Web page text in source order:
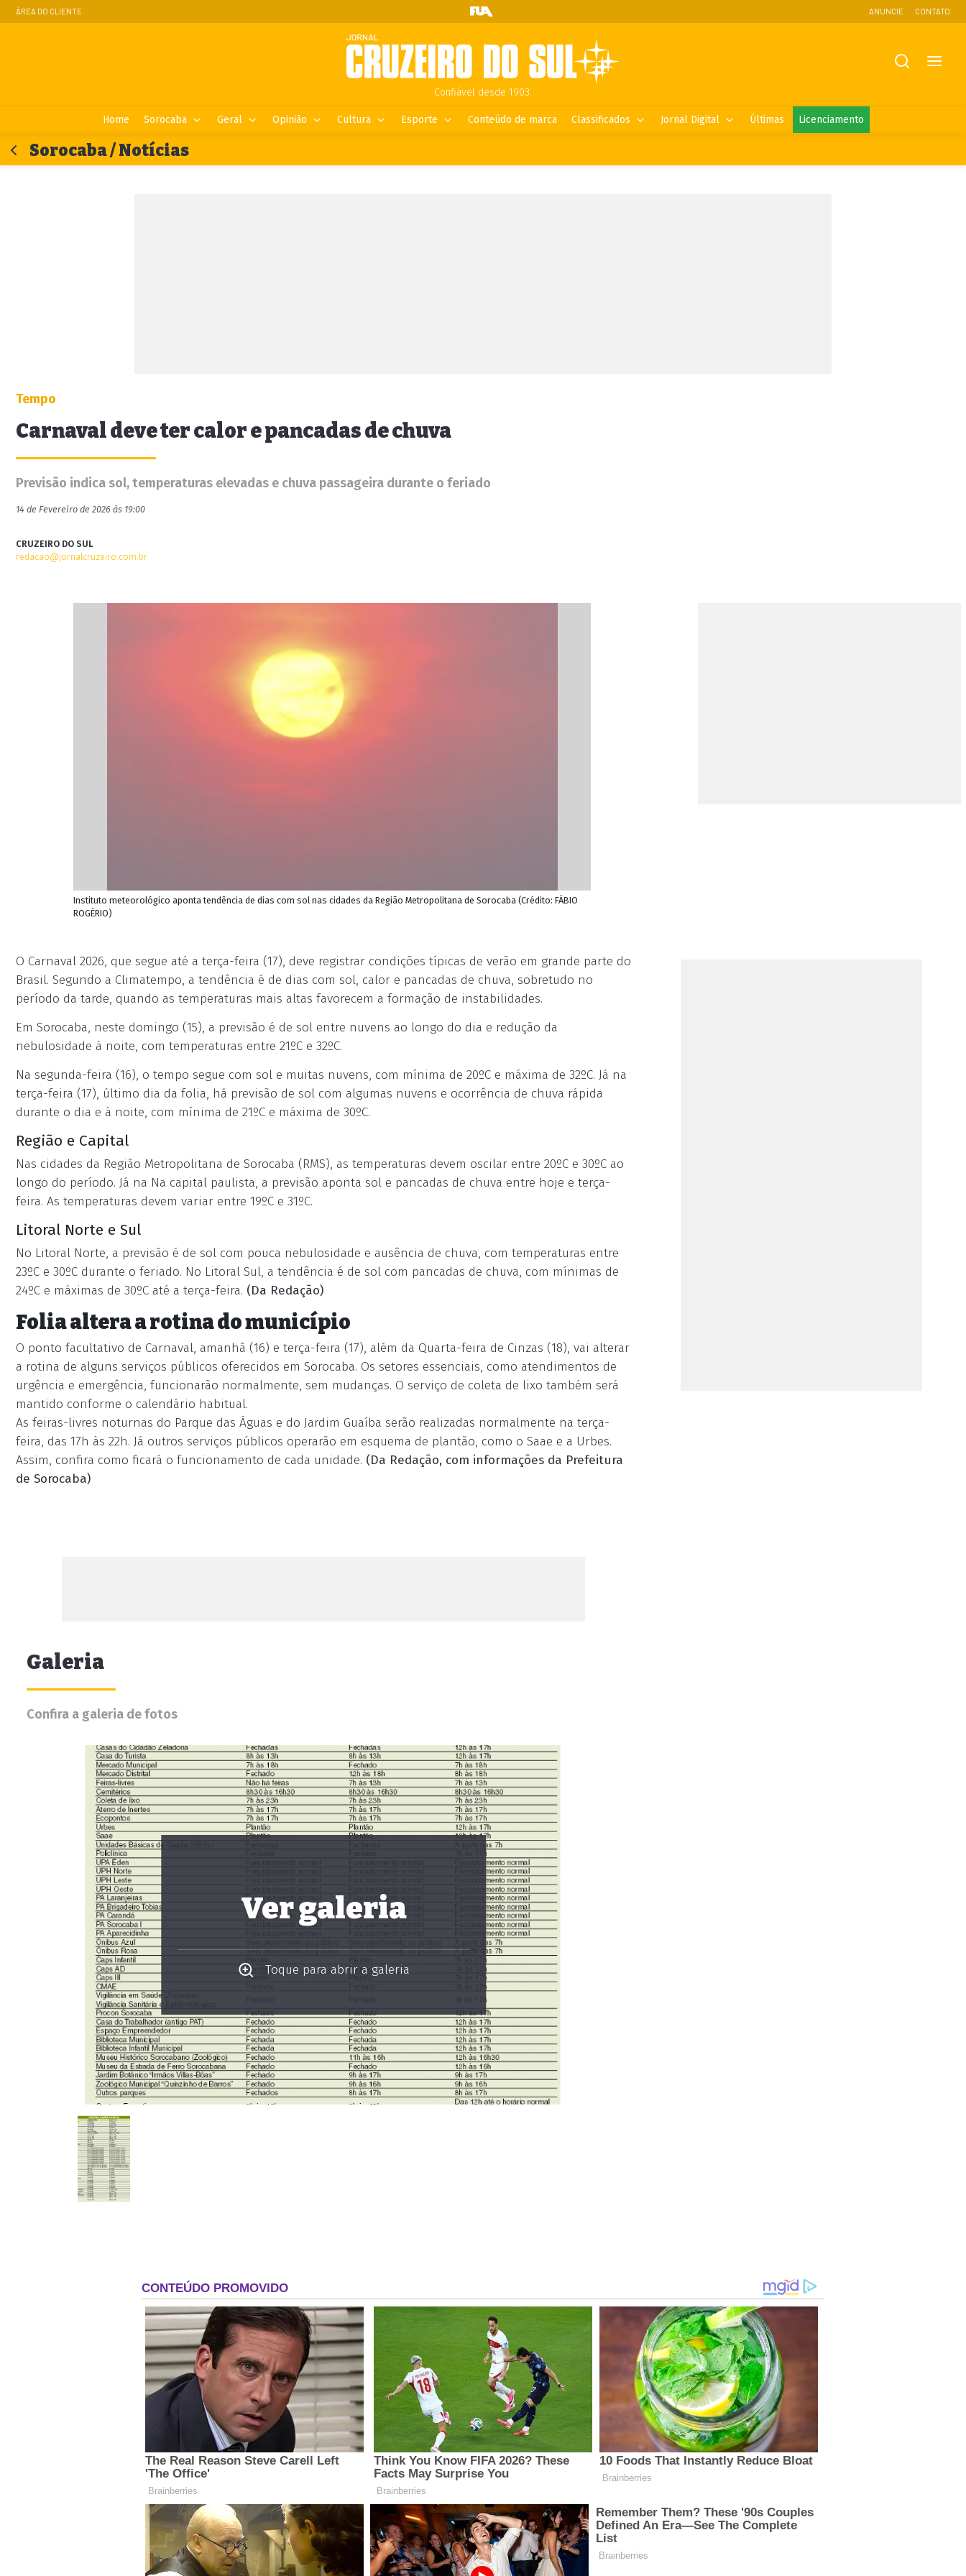
ÁREA DO CLIENTE ANUNCIE CONTATO
Confiável desde 1903.
Home Sorocaba Geral Opinião Cultura Esporte Conteúdo de marca Classificados Jornal Digital Últimas Licenciamento
Sorocaba / Notícias
Tempo
Carnaval deve ter calor e pancadas de chuva
Previsão indica sol, temperaturas elevadas e chuva passageira durante o feriado
14 de Fevereiro de 2026 às 19:00
CRUZEIRO DO SUL
redacao@jornalcruzeiro.com.br
Instituto meteorológico aponta tendência de dias com sol nas cidades da Região Metropolitana de Sorocaba (Crédito: FÁBIO
ROGÉRIO)
O Carnaval 2026, que segue até a terça-feira (17), deve registrar condições típicas de verão em grande parte do
Brasil. Segundo a Climatempo, a tendência é de dias com sol, calor e pancadas de chuva, sobretudo no
período da tarde, quando as temperaturas mais altas favorecem a formação de instabilidades.
Em Sorocaba, neste domingo (15), a previsão é de sol entre nuvens ao longo do dia e redução da
nebulosidade à noite, com temperaturas entre 21ºC e 32ºC.
Na segunda-feira (16), o tempo segue com sol e muitas nuvens, com mínima de 20ºC e máxima de 32ºC. Já na
terça-feira (17), último dia da folia, há previsão de sol com algumas nuvens e ocorrência de chuva rápida
durante o dia e à noite, com mínima de 21ºC e máxima de 30ºC.
Região e Capital
Nas cidades da Região Metropolitana de Sorocaba (RMS), as temperaturas devem oscilar entre 20ºC e 30ºC ao
longo do período. Já na Na capital paulista, a previsão aponta sol e pancadas de chuva entre hoje e terça-
feira. As temperaturas devem variar entre 19ºC e 31ºC.
Litoral Norte e Sul
No Litoral Norte, a previsão é de sol com pouca nebulosidade e ausência de chuva, com temperaturas entre
23ºC e 30ºC durante o feriado. No Litoral Sul, a tendência é de sol com pancadas de chuva, com mínimas de
24ºC e máximas de 30ºC até a terça-feira. (Da Redação)
Folia altera a rotina do município
O ponto facultativo de Carnaval, amanhã (16) e terça-feira (17), além da Quarta-feira de Cinzas (18), vai alterar
a rotina de alguns serviços públicos oferecidos em Sorocaba. Os setores essenciais, como atendimentos de
urgência e emergência, funcionarão normalmente, sem mudanças. O serviço de coleta de lixo também será
mantido conforme o calendário habitual.
As feiras-livres noturnas do Parque das Águas e do Jardim Guaíba serão realizadas normalmente na terça-
feira, das 17h às 22h. Já outros serviços públicos operarão em esquema de plantão, como o Saae e a Urbes.
Assim, confira como ficará o funcionamento de cada unidade. (Da Redação, com informações da Prefeitura
de Sorocaba)
Galeria
Confira a galeria de fotos
Ver galeria
Toque para abrir a galeria